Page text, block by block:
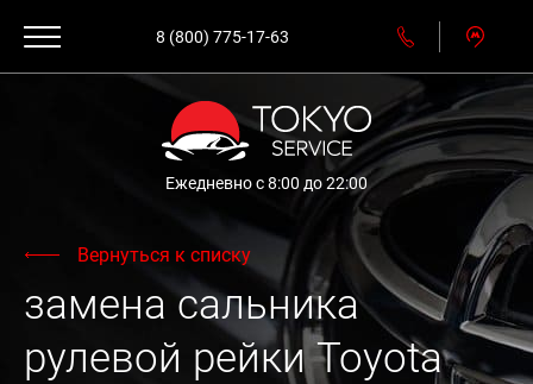
8 (800) 775-17-63
Ежедневно с 8:00 до 22:00
Вернуться к списку
замена сальника
рулевой рейки Toyota